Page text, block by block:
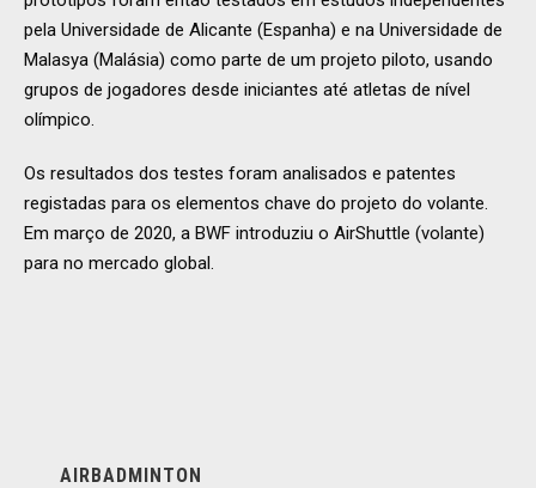
pela Universidade de Alicante (Espanha) e na Universidade de
Malasya (Malásia) como parte de um projeto piloto, usando
grupos de jogadores desde iniciantes até atletas de nível
olímpico.
Os resultados dos testes foram analisados e patentes
registadas para os elementos chave do projeto do volante.
Em março de 2020, a BWF introduziu o AirShuttle (volante)
para no mercado global.
AIRBADMINTON